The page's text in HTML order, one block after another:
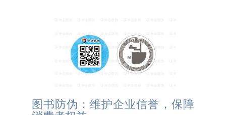
图书防伪：维护企业信誉，保障